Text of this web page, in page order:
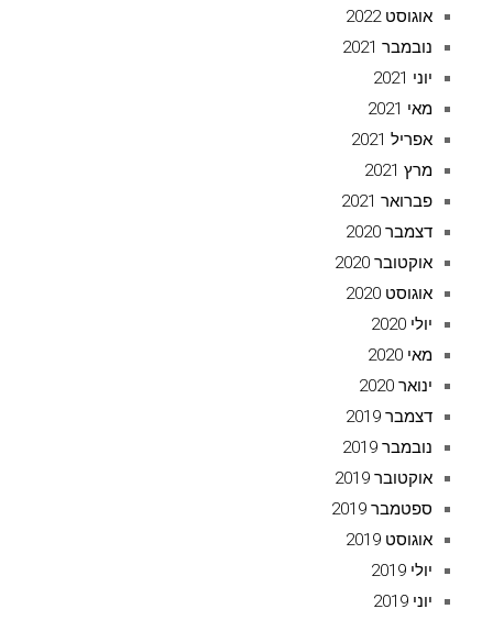
אוגוסט 2022
נובמבר 2021
יוני 2021
מאי 2021
אפריל 2021
מרץ 2021
פברואר 2021
דצמבר 2020
אוקטובר 2020
אוגוסט 2020
יולי 2020
מאי 2020
ינואר 2020
דצמבר 2019
נובמבר 2019
אוקטובר 2019
ספטמבר 2019
אוגוסט 2019
יולי 2019
יוני 2019